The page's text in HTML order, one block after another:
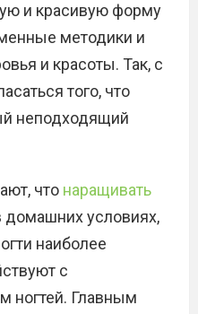
и красивую форму
методики и
и красоты. Так, с
того, что
неподходящий
что наращивать
домашних условиях,
наиболее
с
ногтей. Главным